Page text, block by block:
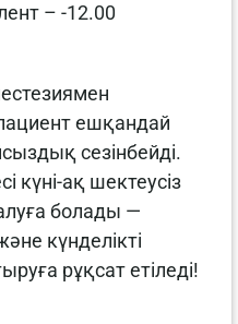
– -12.00
ешқандай
сезінбейді.
күні-ақ шектеусіз
болады —
күнделікті
рұқсат етіледі!